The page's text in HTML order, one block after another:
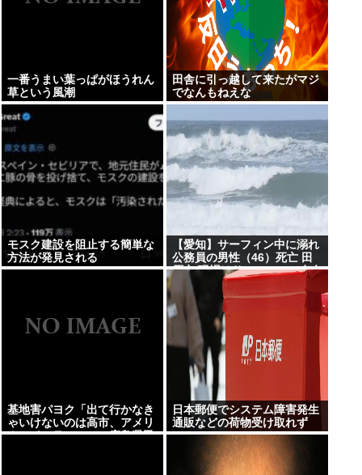
一番うまい葉っぱがほうれん
草という風潮
田舎に引っ越して来たがマジ
でなんもねえな
モスク建設を阻止する簡単な
方法が発見される
【愛知】サーフィン中に溺れ
公務員の男性（46）死亡 田
原市 現場はサーフィンで有名
なスポット
基地害パヨク「出て行かなき
ゃいけないのは高市、アメリ
カ、イスラエル」→広島県民
日本郵便でシステム障害発生
通販などの荷物受け取れず